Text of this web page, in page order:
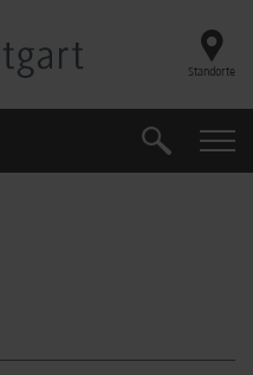
Standorte
Suche